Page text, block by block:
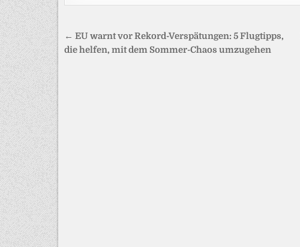
Beitragsnavigation
← EU warnt vor Rekord-Verspätungen: 5 Flugtipps,
die helfen, mit dem Sommer-Chaos umzugehen